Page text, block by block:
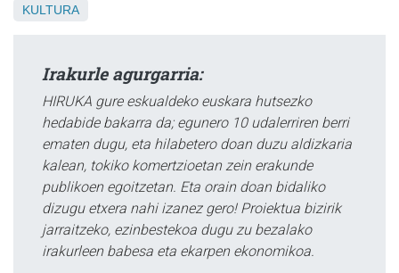
KULTURA
Irakurle agurgarria:
HIRUKA gure eskualdeko euskara hutsezko
hedabide bakarra da; egunero 10 udalerriren berri
ematen dugu, eta hilabetero doan duzu aldizkaria
kalean, tokiko komertzioetan zein erakunde
publikoen egoitzetan. Eta orain doan bidaliko
dizugu etxera nahi izanez gero! Proiektua bizirik
jarraitzeko, ezinbestekoa dugu zu bezalako
irakurleen babesa eta ekarpen ekonomikoa.